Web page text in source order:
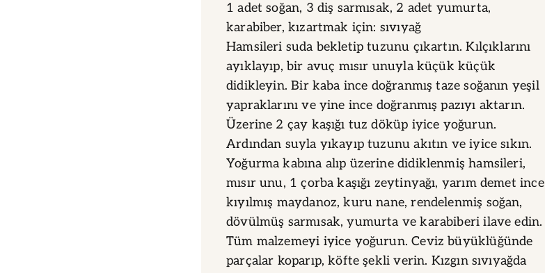
1 adet soğan, 3 diş sarmısak, 2 adet yumurta,
karabiber, kızartmak için: sıvıyağ
Hamsileri suda bekletip tuzunu çıkartın. Kılçıklarını
ayıklayıp, bir avuç mısır unuyla küçük küçük
didikleyin. Bir kaba ince doğranmış taze soğanın yeşil
yapraklarını ve yine ince doğranmış pazıyı aktarın.
Üzerine 2 çay kaşığı tuz döküp iyice yoğurun.
Ardından suyla yıkayıp tuzunu akıtın ve iyice sıkın.
Yoğurma kabına alıp üzerine didiklenmiş hamsileri,
mısır unu, 1 çorba kaşığı zeytinyağı, yarım demet ince
kıyılmış maydanoz, kuru nane, rendelenmiş soğan,
dövülmüş sarmısak, yumurta ve karabiberi ilave edin.
Tüm malzemeyi iyice yoğurun. Ceviz büyüklüğünde
parçalar koparıp, köfte şekli verin. Kızgın sıvıyağda